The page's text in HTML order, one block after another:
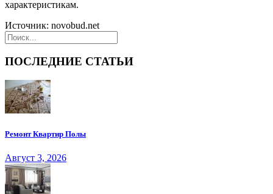
характеристикам.
Источник: novobud.net
ПОСЛЕДНИЕ СТАТЬИ
Ремонт Квартир Полы
Август 3, 2026